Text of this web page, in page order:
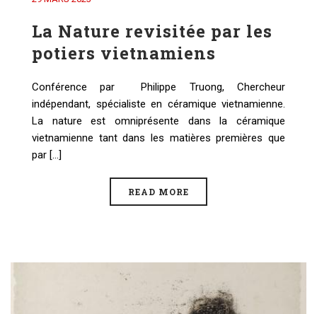
La Nature revisitée par les
potiers vietnamiens
Conférence par Philippe Truong, Chercheur
indépendant, spécialiste en céramique vietnamienne.
La nature est omniprésente dans la céramique
vietnamienne tant dans les matières premières que
par [...]
READ MORE